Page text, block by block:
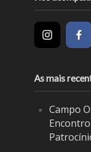
As mais
Campo